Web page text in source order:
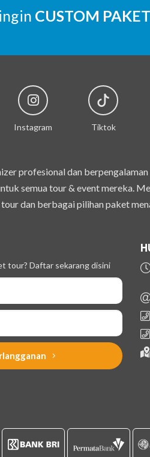
CUSTOM
Instagram Tiktok
profesional dan
semua tour & event mereka.
dan berbagai pilihan paket
tour? Daftar sekarang disini